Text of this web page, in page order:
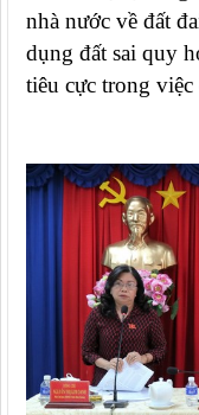
nhà nước về đất
dụng đất sai quy
tiêu cực trong